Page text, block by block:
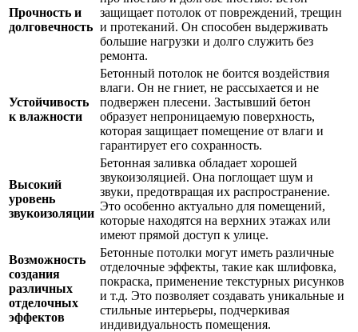
Прочность и
долговечность
защищает потолок от повреждений, трещин
и протеканий. Он способен выдерживать
большие нагрузки и долго служить без
ремонта.
Устойчивость
к влажности
Бетонный потолок не боится воздействия
влаги. Он не гниет, не рассыхается и не
подвержен плесени. Застывший бетон
образует непроницаемую поверхность,
которая защищает помещение от влаги и
гарантирует его сохранность.
Высокий
уровень
звукоизоляции
Бетонная заливка обладает хорошей
звукоизоляцией. Она поглощает шум и
звуки, предотвращая их распространение.
Это особенно актуально для помещений,
которые находятся на верхних этажах или
имеют прямой доступ к улице.
Возможность
создания
различных
отделочных
эффектов
Бетонные потолки могут иметь различные
отделочные эффекты, такие как шлифовка,
покраска, применение текстурных рисунков
и т.д. Это позволяет создавать уникальные и
стильные интерьеры, подчеркивая
индивидуальность помещения.